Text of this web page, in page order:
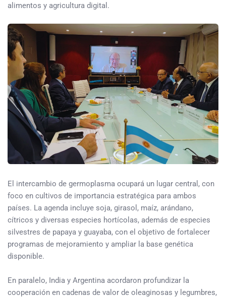
alimentos y agricultura digital.
El intercambio de germoplasma ocupará un lugar central, con
foco en cultivos de importancia estratégica para ambos
países. La agenda incluye soja, girasol, maíz, arándano,
cítricos y diversas especies hortícolas, además de especies
silvestres de papaya y guayaba, con el objetivo de fortalecer
programas de mejoramiento y ampliar la base genética
disponible.
En paralelo, India y Argentina acordaron profundizar la
cooperación en cadenas de valor de oleaginosas y legumbres,